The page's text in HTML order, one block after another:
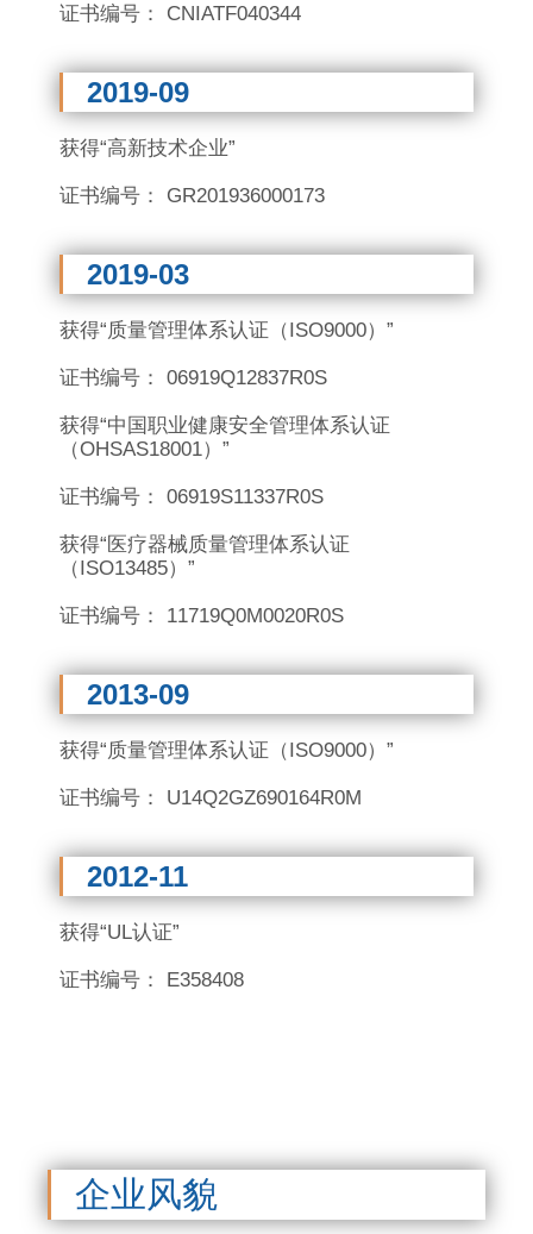
证书编号： CNIATF040344
2019-09
获得“高新技术企业”
证书编号： GR201936000173
2019-03
获得“质量管理体系认证（ISO9000）”
证书编号： 06919Q12837R0S
获得“中国职业健康安全管理体系认证
（OHSAS18001） ”
证书编号： 06919S11337R0S
获得“医疗器械质量管理体系认证
（ISO13485） ”
证书编号： 11719Q0M0020R0S
2013-09
获得“质量管理体系认证（ISO9000）”
证书编号： U14Q2GZ690164R0M
2012-11
获得“UL认证”
证书编号： E358408
企业风貌